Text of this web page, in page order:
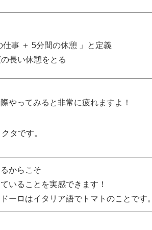
仕事 ＋ 5分間の休憩 」と定義
長い休憩をとる
やってみると非常に疲れますよ！
タです。
からこそ
いることを実感できます！
ーロはイタリア語でトマトのことです。